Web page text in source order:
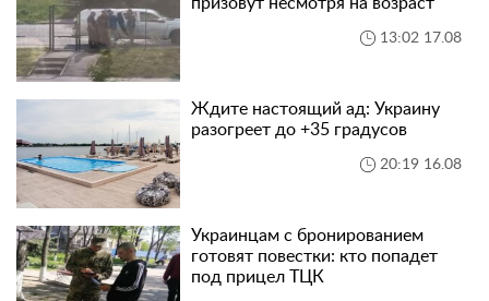
13:02 17.08
Ждите настоящий ад: Украину
разогреет до +35 градусов
20:19 16.08
Украинцам с бронированием
готовят повестки: кто попадет
под прицел ТЦК